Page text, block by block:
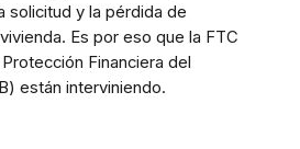
solicitud y la pérdida de
Es por eso que la FTC
Financiera del
están interviniendo.